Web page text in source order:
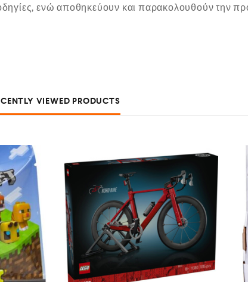
ενώ αποθηκεύουν και παρακολουθούν την
VIEWED PRODUCTS